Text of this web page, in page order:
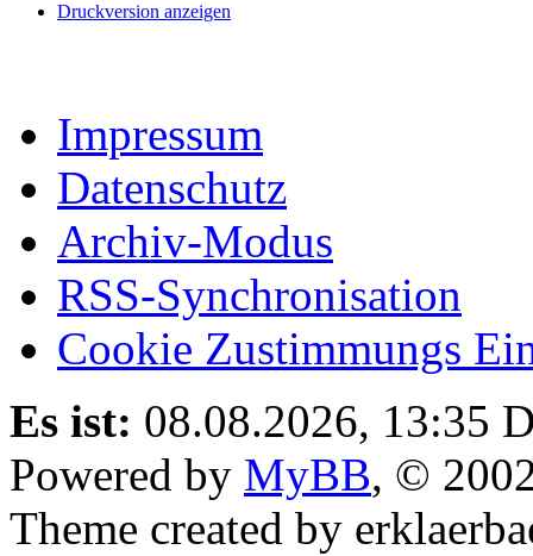
Druckversion anzeigen
Impressum
Datenschutz
Archiv-Modus
RSS-Synchronisation
Cookie Zustimmungs
Es ist: 08.08.2026, 13:35
Powered by MyBB, ©
Theme created by